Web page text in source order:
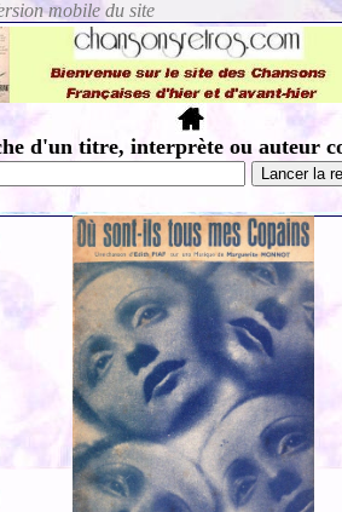
d'un titre, interprète ou auteur